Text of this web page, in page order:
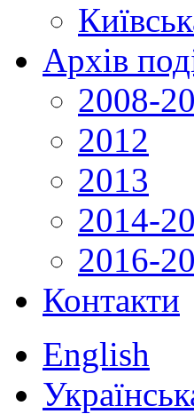
Архів
2008-
2012
2013
2014-
2016-
Контакти
English